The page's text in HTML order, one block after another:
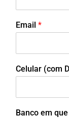
Email *
Celular (com
Banco em